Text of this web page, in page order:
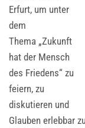
Erfurt, um unter
dem
Thema „Zukunft
hat der Mensch
des Friedens“ zu
feiern, zu
diskutieren und
Glauben erlebbar